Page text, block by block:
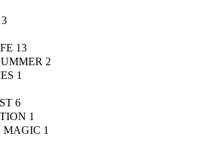
3
13
2
1
6
1
MAGIC 1